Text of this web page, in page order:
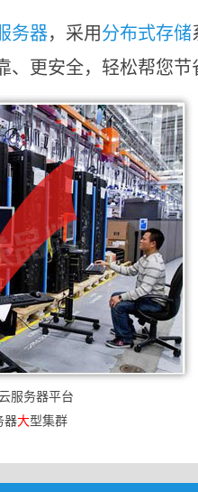
务器，采用分布式存储
、更安全，轻松帮您节
服务器平台
器大型集群